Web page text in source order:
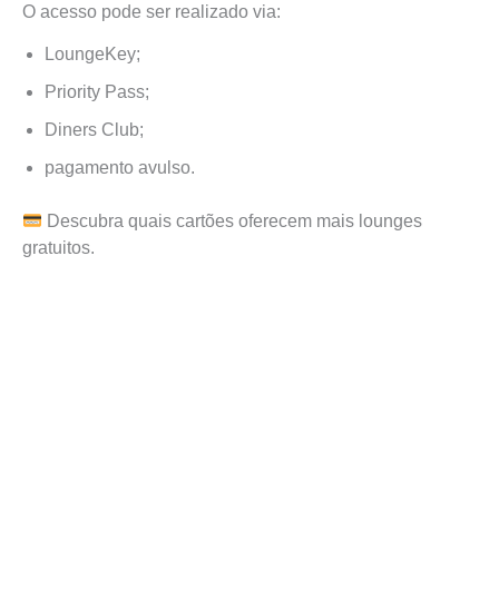
O acesso pode ser realizado via:
LoungeKey;
Priority Pass;
Diners Club;
pagamento avulso.
Descubra quais cartões oferecem mais lounges
gratuitos.